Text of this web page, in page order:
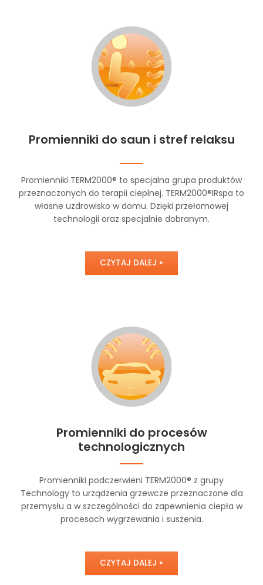
Promienniki do saun i stref relaksu
Promienniki TERM2000® to specjalna grupa produktów
przeznaczonych do terapii cieplnej. TERM2000®IRspa to
własne uzdrowisko w domu. Dzięki przełomowej
technologii oraz specjalnie dobranym.
CZYTAJ DALEJ »
Promienniki do procesów
technologicznych
Promienniki podczerwieni TERM2000® z grupy
Technology to urządzenia grzewcze przeznaczone dla
przemysłu a w szczególności do zapewnienia ciepła w
procesach wygrzewania i suszenia.
CZYTAJ DALEJ »